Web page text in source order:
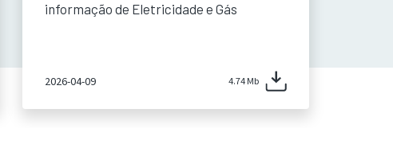
informação de Eletricidade e Gás
2026-04-09 4.74 Mb